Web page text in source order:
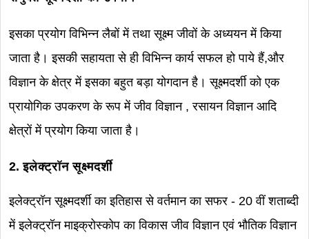
इसका प्रयोग विभिन्न लैबों में तथा सूक्ष्म जीवों के अध्ययन में किया
जाता है। इसकी सहायता से ही विभिन्न कार्य सफल हो पाये हैं,और
विज्ञान के क्षेत्र में इसका बहुत बड़ा योगदान है। सूक्ष्मदर्शी को एक
प्रायोगिक उपकरण के रूप में जीव विज्ञान , रसायन विज्ञान आदि
क्षेत्रों में प्रयोग किया जाता है।
2. इलेक्ट्रॉन सूक्ष्मदर्शी
इलेक्ट्रॉन सूक्ष्मदर्शी का इतिहास से वर्तमान का सफर - 20 वीं शताब्दी
में इलेक्ट्रॉन माइक्रोस्कोप का विकास जीव विज्ञान एवं भौतिक विज्ञान